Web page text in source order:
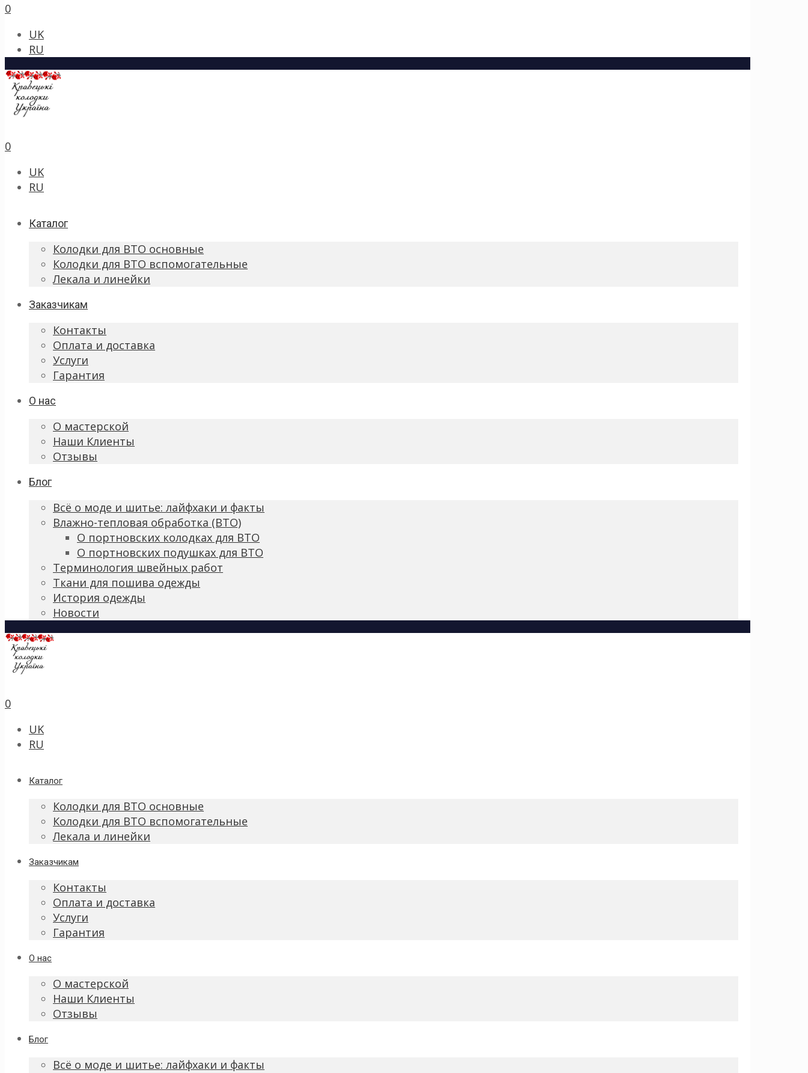
0
UK
RU
0
UK
RU
Каталог
Колодки для ВТО основные
Колодки для ВТО вспомогательные
Лекала и линейки
Заказчикам
Контакты
Оплата и доставка
Услуги
Гарантия
О нас
О мастерской
Наши Клиенты
Отзывы
Блог
Всё о моде и шитье: лайфхаки и факты
Влажно-тепловая обработка (ВТО)
О портновских колодках для ВТО
О портновских подушках для ВТО
Терминология швейных работ
Ткани для пошива одежды
История одежды
Новости
0
UK
RU
Каталог
Колодки для ВТО основные
Колодки для ВТО вспомогательные
Лекала и линейки
Заказчикам
Контакты
Оплата и доставка
Услуги
Гарантия
О нас
О мастерской
Наши Клиенты
Отзывы
Блог
Всё о моде и шитье: лайфхаки и факты